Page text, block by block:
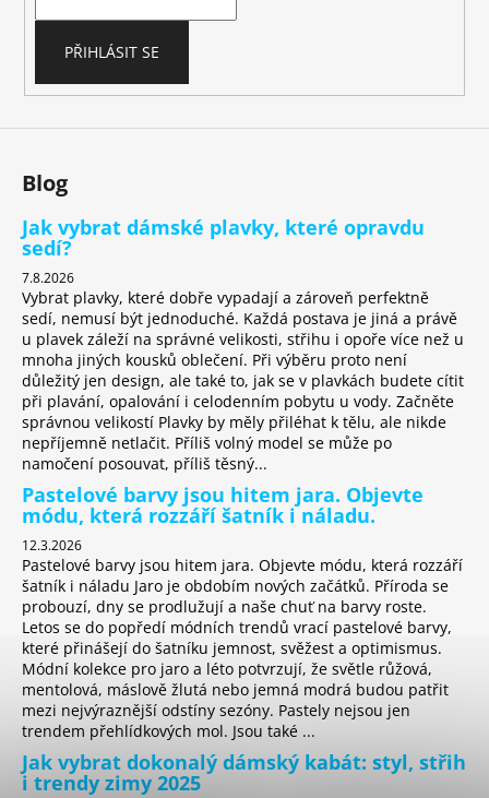
PŘIHLÁSIT SE
Blog
Jak vybrat dámské plavky, které opravdu
sedí?
7.8.2026
Vybrat plavky, které dobře vypadají a zároveň perfektně
sedí, nemusí být jednoduché. Každá postava je jiná a právě
u plavek záleží na správné velikosti, střihu i opoře více než u
mnoha jiných kousků oblečení. Při výběru proto není
důležitý jen design, ale také to, jak se v plavkách budete cítit
při plavání, opalování i celodenním pobytu u vody. Začněte
správnou velikostí Plavky by měly přiléhat k tělu, ale nikde
nepříjemně netlačit. Příliš volný model se může po
namočení posouvat, příliš těsný...
Pastelové barvy jsou hitem jara. Objevte
módu, která rozzáří šatník i náladu.
12.3.2026
Pastelové barvy jsou hitem jara. Objevte módu, která rozzáří
šatník i náladu Jaro je obdobím nových začátků. Příroda se
probouzí, dny se prodlužují a naše chuť na barvy roste.
Letos se do popředí módních trendů vrací pastelové barvy,
které přinášejí do šatníku jemnost, svěžest a optimismus.
Módní kolekce pro jaro a léto potvrzují, že světle růžová,
mentolová, máslově žlutá nebo jemná modrá budou patřit
mezi nejvýraznější odstíny sezóny. Pastely nejsou jen
trendem přehlídkových mol. Jsou také ...
Jak vybrat dokonalý dámský kabát: styl, střih
i trendy zimy 2025